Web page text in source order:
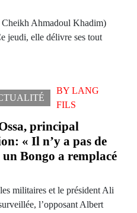
Cheikh Ahmadoul Khadim)
jeudi, elle délivre ses tout
BY LANG
FILS
principal
« Il n’y a pas de
Bongo a remplacé
militaires et le président Ali
l’opposant Albert